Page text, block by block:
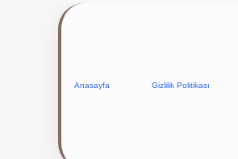
Anasayfa Gizlilik Politikası